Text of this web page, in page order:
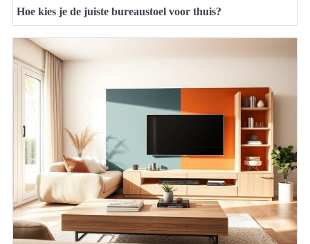
Hoe kies je de juiste bureaustoel voor thuis?